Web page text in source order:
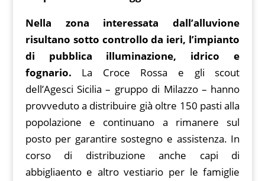
Nella zona interessata dall’alluvione
risultano sotto controllo da ieri, l’impianto
di pubblica illuminazione, idrico e
fognario. La Croce Rossa e gli scout
dell’Agesci Sicilia – gruppo di Milazzo – hanno
provveduto a distribuire già oltre 150 pasti alla
popolazione e continuano a rimanere sul
posto per garantire sostegno e assistenza. In
corso di distribuzione anche capi di
abbigliaento e altro vestiario per le famiglie